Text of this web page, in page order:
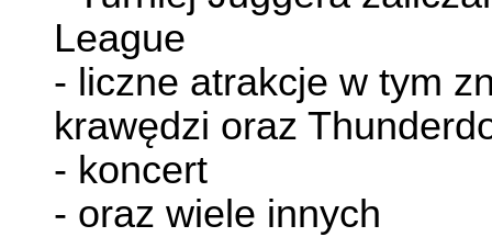
League
- liczne atrakcje w tym
krawędzi oraz
- koncert
- oraz wiele innych